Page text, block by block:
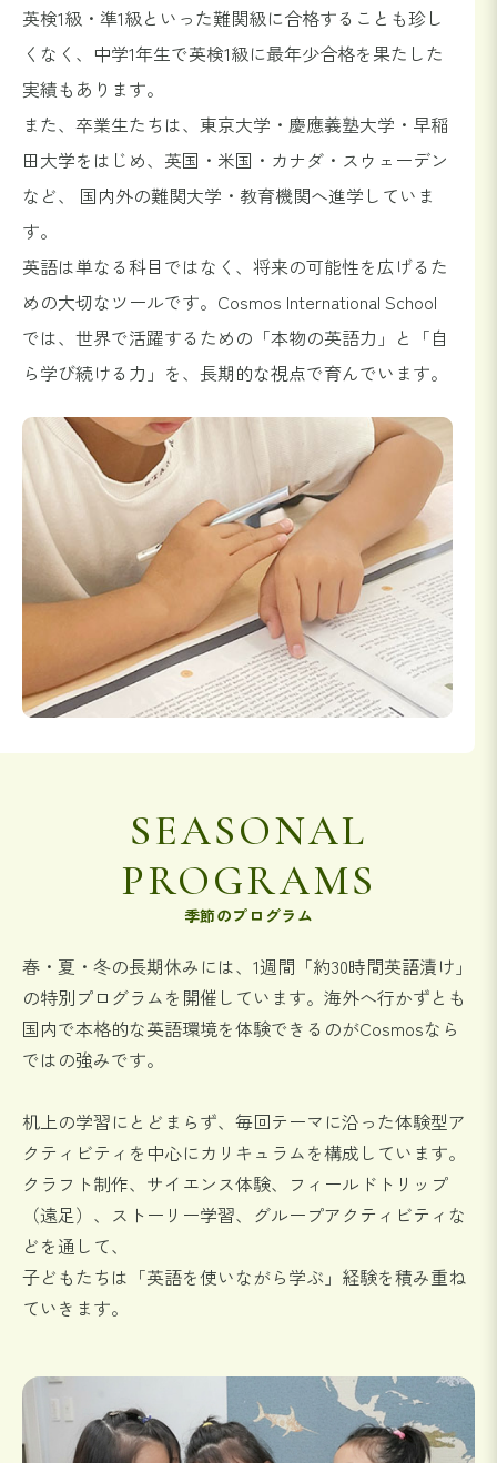
英検1級・準1級といった難関級に合格することも珍し
くなく、中学1年生で英検1級に最年少合格を果たした
実績もあります。
また、卒業生たちは、東京大学・慶應義塾大学・早稲
田大学をはじめ、英国・米国・カナダ・スウェーデン
など、 国内外の難関大学・教育機関へ進学していま
す。
英語は単なる科目ではなく、将来の可能性を広げるた
めの大切なツールです。Cosmos International School
では、世界で活躍するための「本物の英語力」と「自
ら学び続ける力」を、長期的な視点で育んでいます。
SEASONAL
PROGRAMS
季節のプログラム
春・夏・冬の長期休みには、1週間「約30時間英語漬け」
の特別プログラムを開催しています。 海外へ行かずとも
国内で本格的な英語環境を体験できるのがCosmosなら
ではの強みです。
机上の学習にとどまらず、毎回テーマに沿った体験型ア
クティビティを中心にカリキュラムを構成しています。
クラフト制作、サイエンス体験、フィールドトリップ
（遠足）、ストーリー学習、グループアクティビティな
どを通して、
子どもたちは「英語を使いながら学ぶ」経験を積み重ね
ていきます。